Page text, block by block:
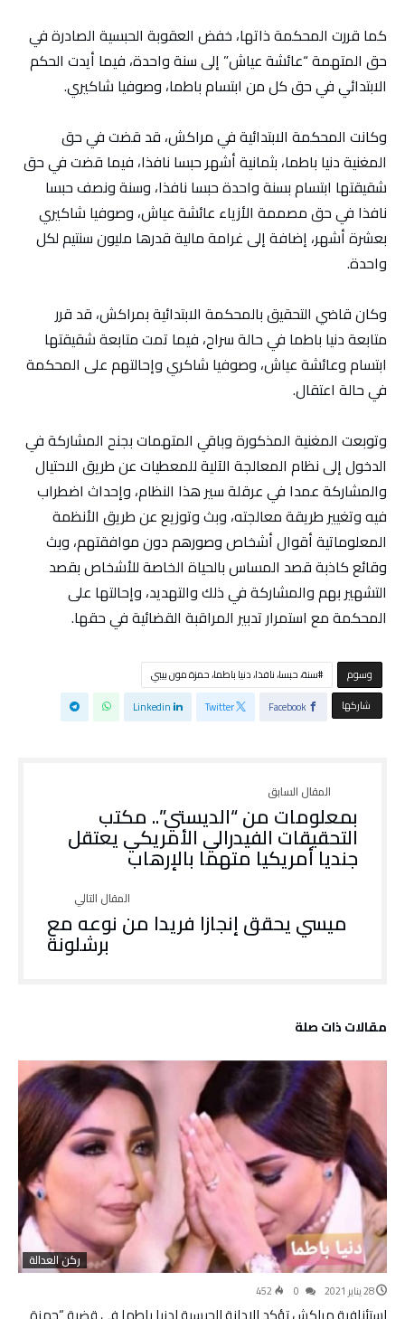
كما قررت المحكمة ذاتها، خفض العقوبة الحبسية الصادرة في
حق المتهمة “عائشة عياش” إلى سنة واحدة، فيما أيدت الحكم
الابتدائي في حق كل من ابتسام باطما، وصوفيا شاكيري.
وكانت المحكمة الابتدائية في مراكش، قد قضت في حق
المغنية دنيا باطما، بثمانية أشهر حبسا نافذا، فيما قضت في حق
شقيقتها ابتسام بسنة واحدة حبسا نافذا، وسنة ونصف حبسا
نافذا في حق مصممة الأزياء عائشة عياش، وصوفيا شاكيري
بعشرة أشهر، إضافة إلى غرامة مالية قدرها مليون سنتيم لكل
واحدة.
وكان قاضي التحقيق بالمحكمة الابتدائية بمراكش، قد قرر
متابعة دنيا باطما في حالة سراح، فيما تمت متابعة شقيقتها
ابتسام وعائشة عياش، وصوفيا شاكري وإحالتهم على المحكمة
في حالة اعتقال.
وتوبعت المغنية المذكورة وباقي المتهمات بجنح المشاركة في
الدخول إلى نظام المعالجة الآلية للمعطيات عن طريق الاحتيال
والمشاركة عمدا في عرقلة سير هذا النظام، وإحداث اضطراب
فيه وتغيير طريقة معالجته، وبث وتوزيع عن طريق الأنظمة
المعلوماتية أقوال أشخاص وصورهم دون موافقتهم، وبث
وقائع كاذبة قصد المساس بالحياة الخاصة للأشخاص بقصد
التشهير بهم والمشاركة في ذلك والتهديد، وإحالتها على
المحكمة مع استمرار تدبير المراقبة القضائية في حقها.
‫‫‫‫وسوم‬
سنة، حبسا، نافذا، دنيا باطما، حمزة مون بيبي
‫‫ شاركها‬
Facebook
Twitter
Linkedin
بمعلومات من “الديستي”.. مكتب
التحقيقات الفيدرالي الأمريكي يعتقل
جنديا أمريكيا متهما بالإرهاب
ميسي يحقق إنجازا فريدا من نوعه مع
برشلونة
‫مقالات ذات صلة‬
ركن العدالة
28 يناير 2021 452